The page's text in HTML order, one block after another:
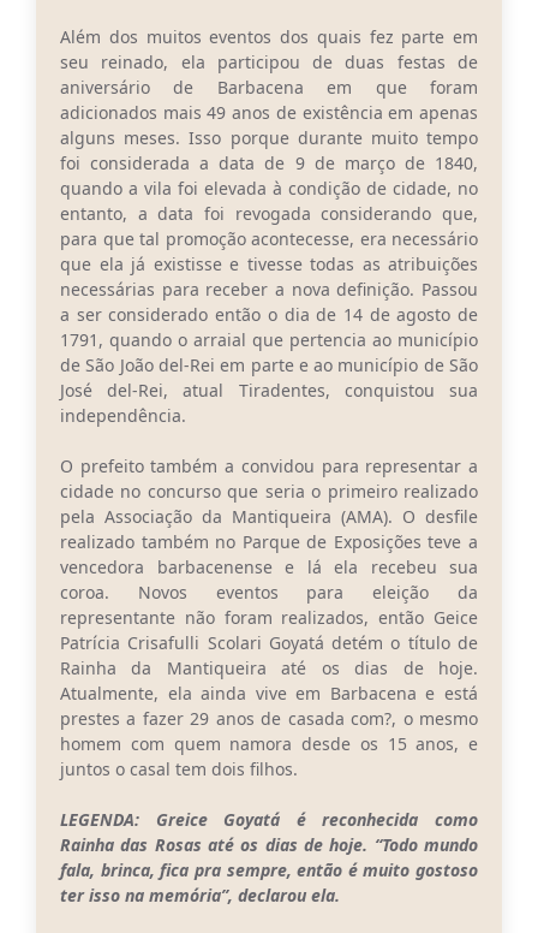
Além dos muitos eventos dos quais fez parte em
seu reinado, ela participou de duas festas de
aniversário de Barbacena em que foram
adicionados mais 49 anos de existência em apenas
alguns meses. Isso porque durante muito tempo
foi considerada a data de 9 de março de 1840,
quando a vila foi elevada à condição de cidade, no
entanto, a data foi revogada considerando que,
para que tal promoção acontecesse, era necessário
que ela já existisse e tivesse todas as atribuições
necessárias para receber a nova definição. Passou
a ser considerado então o dia de 14 de agosto de
1791, quando o arraial que pertencia ao município
de São João del-Rei em parte e ao município de São
José del-Rei, atual Tiradentes, conquistou sua
independência.
O prefeito também a convidou para representar a
cidade no concurso que seria o primeiro realizado
pela Associação da Mantiqueira (AMA). O desfile
realizado também no Parque de Exposições teve a
vencedora barbacenense e lá ela recebeu sua
coroa. Novos eventos para eleição da
representante não foram realizados, então Geice
Patrícia Crisafulli Scolari Goyatá detém o título de
Rainha da Mantiqueira até os dias de hoje.
Atualmente, ela ainda vive em Barbacena e está
prestes a fazer 29 anos de casada com?, o mesmo
homem com quem namora desde os 15 anos, e
juntos o casal tem dois filhos.
LEGENDA: Greice Goyatá é reconhecida como
Rainha das Rosas até os dias de hoje. “Todo mundo
fala, brinca, fica pra sempre, então é muito gostoso
ter isso na memória”, declarou ela.